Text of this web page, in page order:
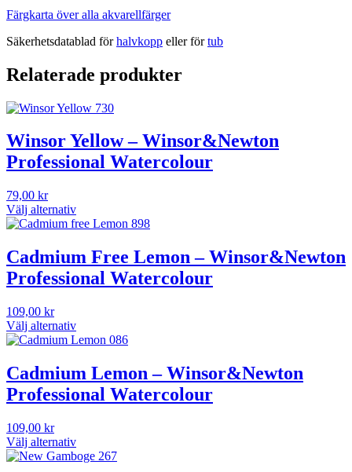
Färgkarta över alla akvarellfärger
Säkerhetsdatablad förhalvkopp eller förtub
Relaterade produkter
Winsor Yellow – Winsor&Newton
Professional Watercolour
79,00 kr
Välj alternativ
Den
produkten
har
flera
De
olika
alternativen
kan
väljas
på
produktsidan
Cadmium Free Lemon – Winsor&Newton
Professional Watercolour
109,00 kr
Välj alternativ
Den
produkten
har
flera
De
olika
alternativen
kan
Cadmium Lemon – Winsor&Newton
Professional Watercolour
109,00 kr
Välj alternativ
Den